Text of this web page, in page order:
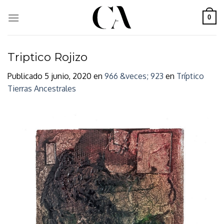
0
Triptico Rojizo
Publicado 5 junio, 2020 en 966 &veces; 923 en Tríptico
Tierras Ancestrales